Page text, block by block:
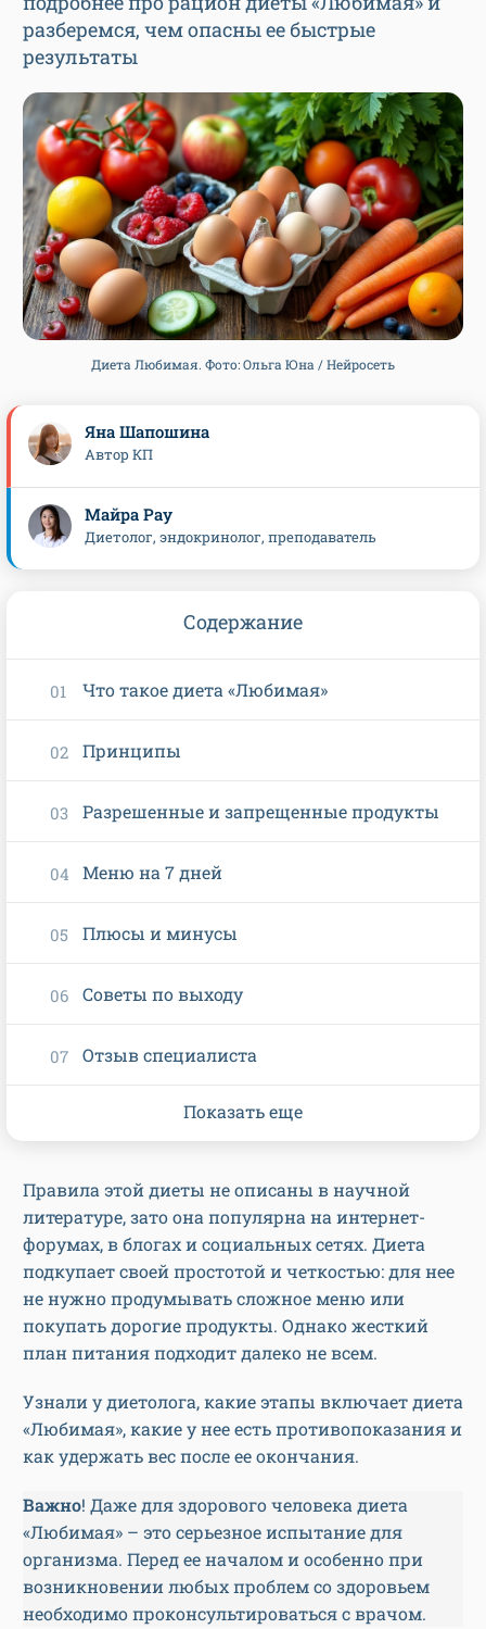
разберемся, чем опасны ее быстрые
результаты
Диета Любимая. Фото: Ольга Юна / Нейросеть
Правила этой диеты не описаны в научной
литературе, зато она популярна на интернет-
форумах, в блогах и социальных сетях. Диета
подкупает своей простотой и четкостью: для нее
не нужно продумывать сложное меню или
покупать дорогие продукты. Однако жесткий
план питания подходит далеко не всем.
Узнали у диетолога, какие этапы включает диета
«Любимая», какие у нее есть противопоказания и
как удержать вес после ее окончания.
Важно! Даже для здорового человека диета
«Любимая» – это серьезное испытание для
организма. Перед ее началом и особенно при
возникновении любых проблем со здоровьем
необходимо проконсультироваться с врачом.
Яна Шапошина
Автор КП
Майра Рау
Диетолог, эндокринолог, преподаватель
Содержание
Что такое диета «Любимая»
Принципы
Разрешенные и запрещенные продукты
Меню на 7 дней
Плюсы и минусы
Советы по выходу
Отзыв специалиста
Показать еще